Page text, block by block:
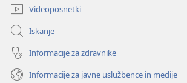
Videoposnetki
Iskanje
Informacije za zdravnike
Informacije za javne uslužbence in medije